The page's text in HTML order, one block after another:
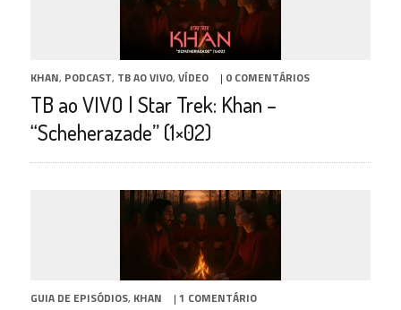
KHAN, PODCAST, TB AO VIVO, VÍDEO | 0 COMENTÁRIOS
TB ao VIVO | Star Trek: Khan –
“Scheherazade” (1×02)
GUIA DE EPISÓDIOS, KHAN | 1 COMENTÁRIO